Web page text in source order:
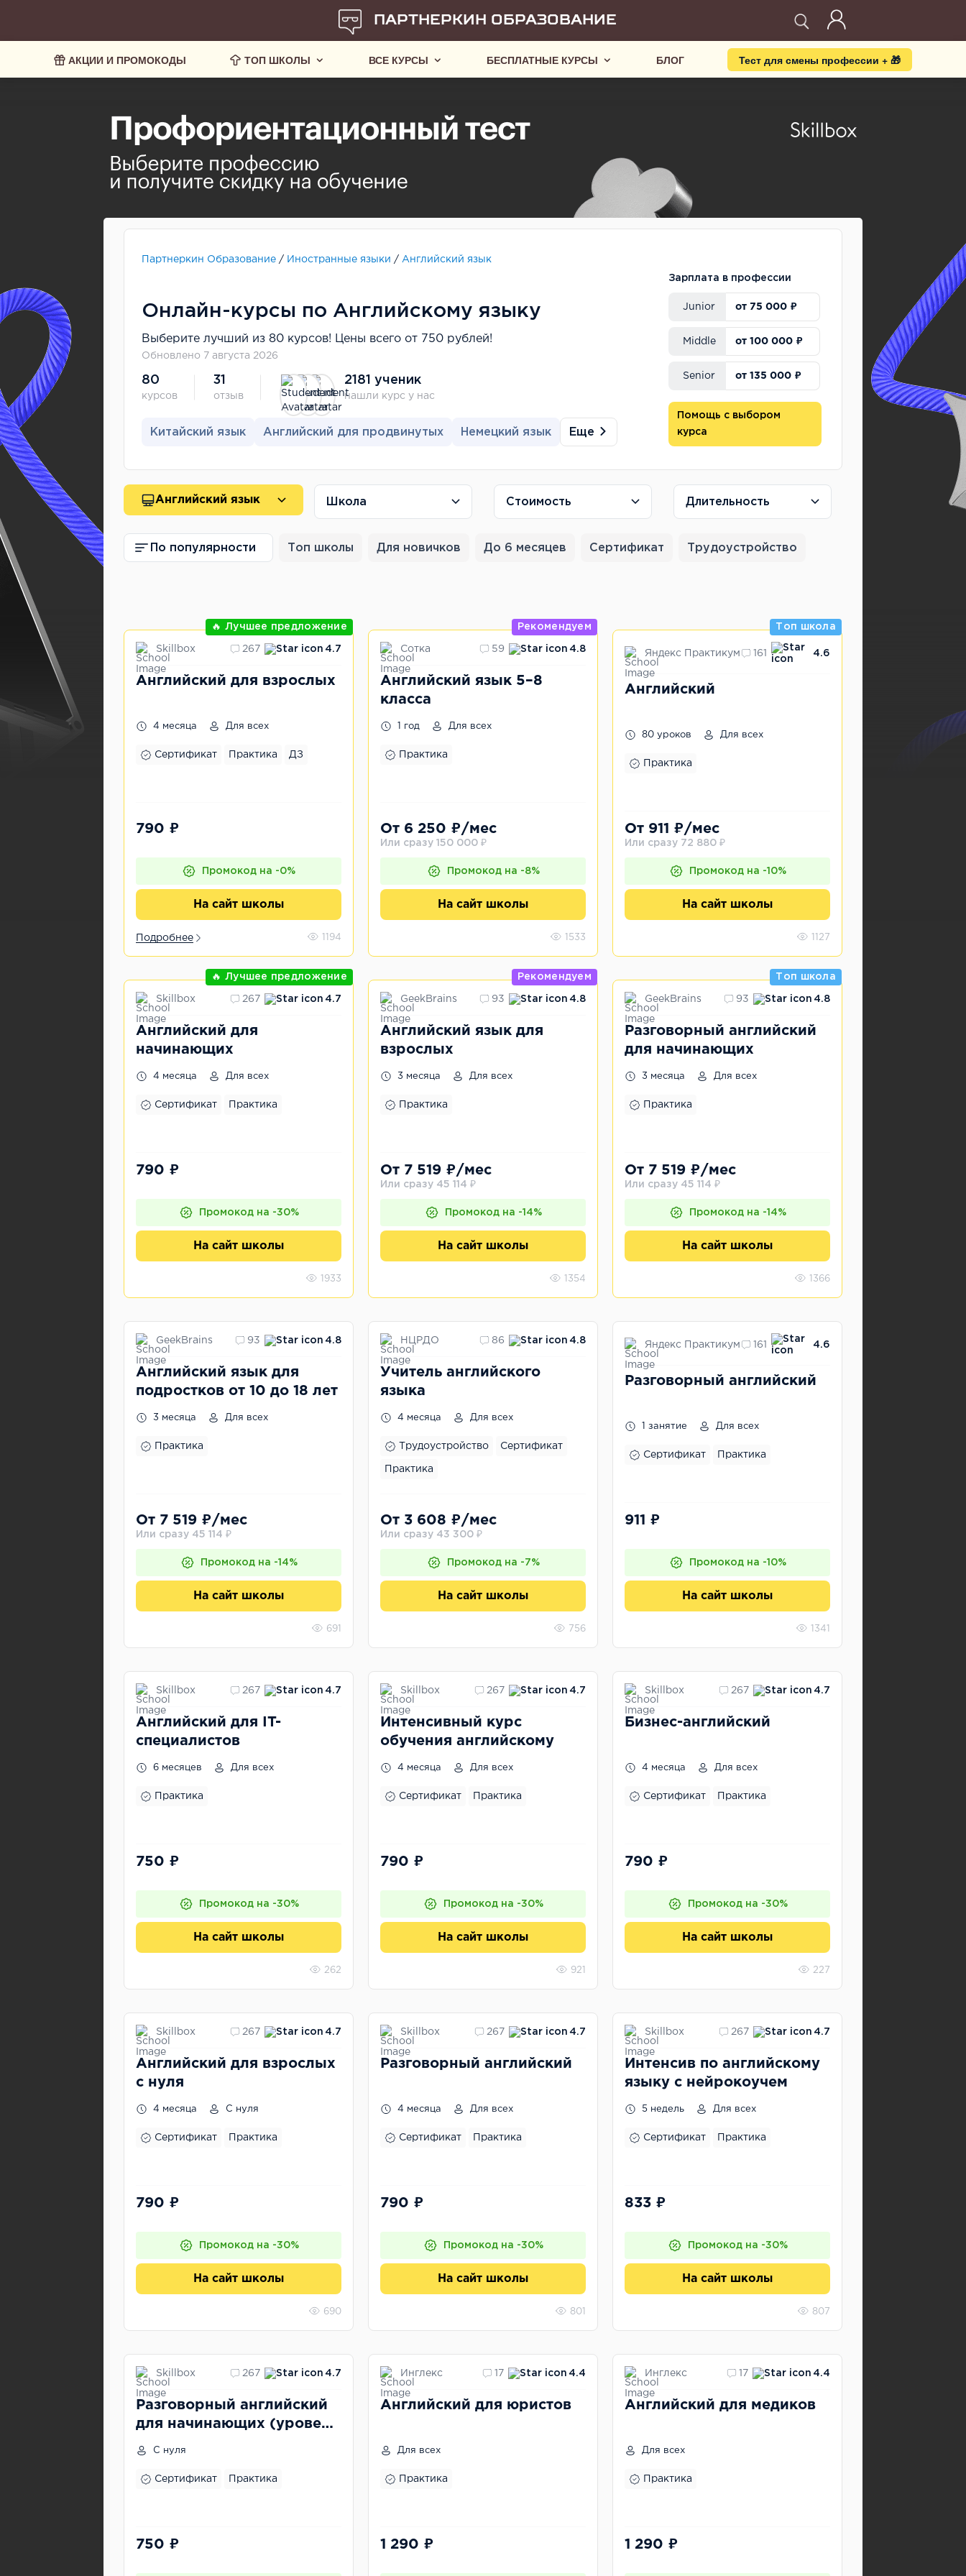
ПАРТНЕРКИН ОБРАЗОВАНИЕ
АКЦИИ И ПРОМОКОДЫ ТОП ШКОЛЫ ВСЕ КУРСЫ БЕСПЛАТНЫЕ КУРСЫ БЛОГ Тест для смены профессии + 🎁
Партнеркин Образование / Иностранные языки / Английский язык
Онлайн-курсы по Английскому языку
Выберите лучший из 80 курсов! Цены всего от 750 рублей!
Обновлено 7 августа 2026
80
курсов
31
отзыв
2181 ученик
нашли курс у нас
Китайский язык Английский для продвинутых Немецкий язык Еще
Зарплата в профессии
Junior от 75 000 ₽
Middle от 100 000 ₽
Senior от 135 000 ₽
Помощь с выбором
курса
Английский язык Школа Стоимость Длительность
По популярности Топ школы Для новичков До 6 месяцев Сертификат Трудоустройство
🔥 Лучшее предложение
Skillbox 267 4.7
Английский для взрослых
4 месяца Для всех
Сертификат Практика ДЗ
790 ₽
Промокод на -0%
На сайт школы
Подробнее 1194
Рекомендуем
Сотка 59 4.8
Английский язык 5–8
класса
1 год Для всех
Практика
От 6 250 ₽/мес
Или сразу 150 000 ₽
Промокод на -8%
На сайт школы
1533
Топ школа
Яндекс Практикум 161 4.6
Английский
80 уроков Для всех
Практика
От 911 ₽/мес
Или сразу 72 880 ₽
Промокод на -10%
На сайт школы
1127
🔥 Лучшее предложение
Skillbox 267 4.7
Английский для
начинающих
4 месяца Для всех
Сертификат Практика
790 ₽
Промокод на -30%
На сайт школы
1933
Рекомендуем
GeekBrains 93 4.8
Английский язык для
взрослых
3 месяца Для всех
Практика
От 7 519 ₽/мес
Или сразу 45 114 ₽
Промокод на -14%
На сайт школы
1354
Топ школа
GeekBrains 93 4.8
Разговорный английский
для начинающих
3 месяца Для всех
Практика
От 7 519 ₽/мес
Или сразу 45 114 ₽
Промокод на -14%
На сайт школы
1366
GeekBrains 93 4.8
Английский язык для
подростков от 10 до 18 лет
3 месяца Для всех
Практика
От 7 519 ₽/мес
Или сразу 45 114 ₽
Промокод на -14%
На сайт школы
691
НЦРДО 86 4.8
Учитель английского
языка
4 месяца Для всех
Трудоустройство Сертификат
Практика
От 3 608 ₽/мес
Или сразу 43 300 ₽
Промокод на -7%
На сайт школы
756
Яндекс Практикум 161 4.6
Разговорный английский
1 занятие Для всех
Сертификат Практика
911 ₽
Промокод на -10%
На сайт школы
1341
Skillbox 267 4.7
Английский для IT-
специалистов
6 месяцев Для всех
Практика
750 ₽
Промокод на -30%
На сайт школы
262
Skillbox 267 4.7
Интенсивный курс
обучения английскому
4 месяца Для всех
Сертификат Практика
790 ₽
Промокод на -30%
На сайт школы
921
Skillbox 267 4.7
Бизнес-английский
4 месяца Для всех
Сертификат Практика
790 ₽
Промокод на -30%
На сайт школы
227
Skillbox 267 4.7
Английский для взрослых
с нуля
4 месяца С нуля
Сертификат Практика
790 ₽
Промокод на -30%
На сайт школы
690
Skillbox 267 4.7
Разговорный английский
4 месяца Для всех
Сертификат Практика
790 ₽
Промокод на -30%
На сайт школы
801
Skillbox 267 4.7
Интенсив по английскому
языку с нейрокоучем
5 недель Для всех
Сертификат Практика
833 ₽
Промокод на -30%
На сайт школы
807
Skillbox 267 4.7
Разговорный английский
для начинающих (уровень
С нуля
Сертификат Практика
750 ₽
Инглекс 17 4.4
Английский для юристов
Для всех
Практика
1 290 ₽
Инглекс 17 4.4
Английский для медиков
Для всех
Практика
1 290 ₽